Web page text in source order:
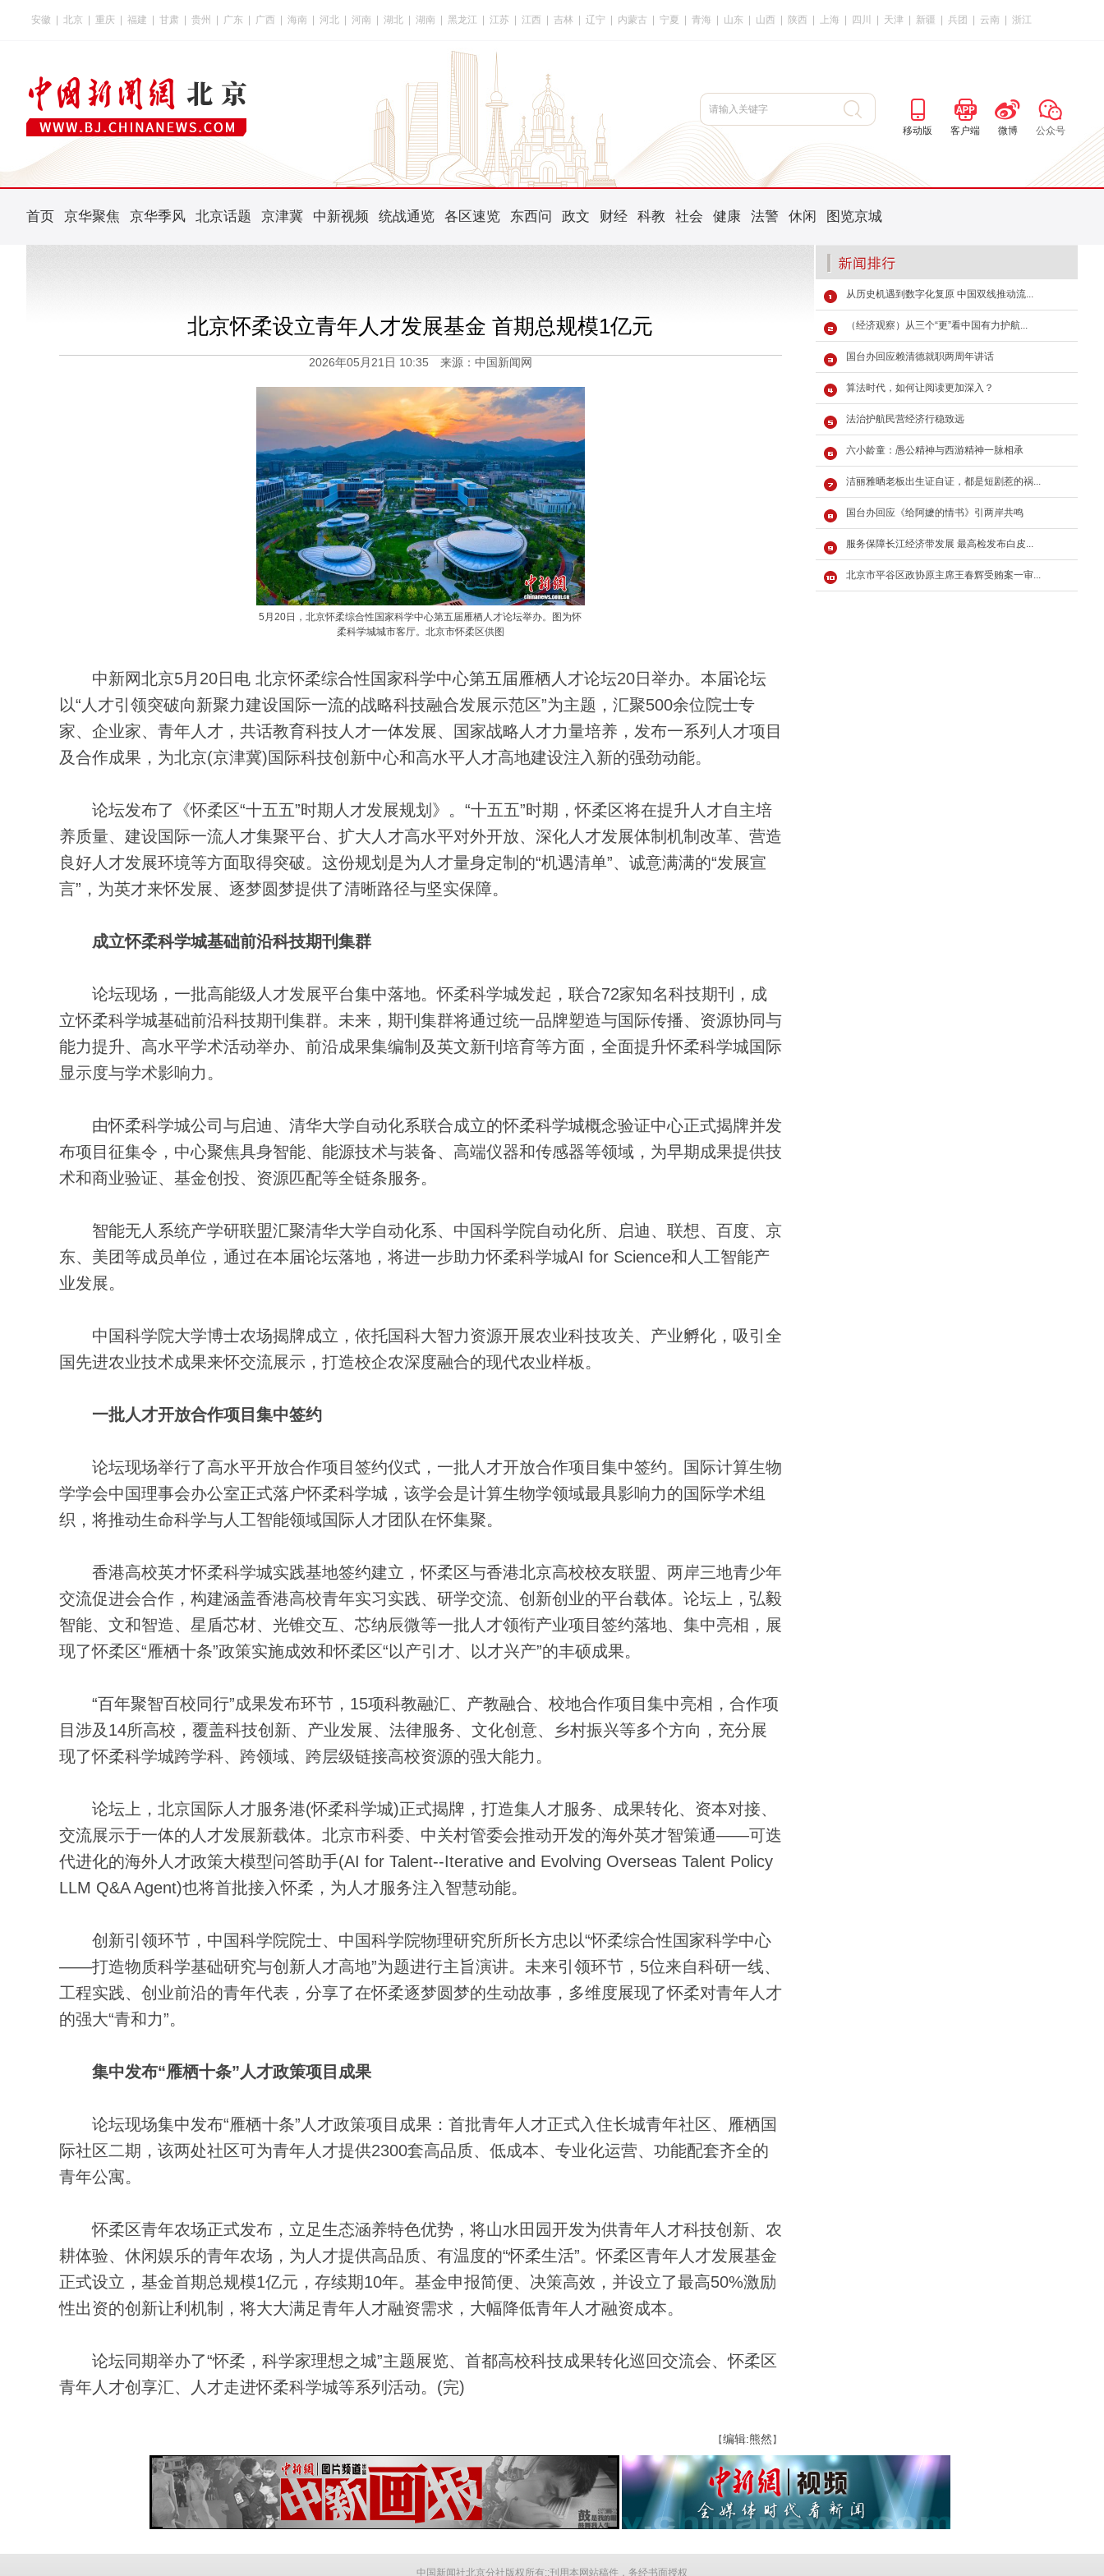
安徽 北京 重庆 福建 甘肃 贵州 广东 广西 海南 河北 河南 湖北 湖南 黑龙江 江苏 江西 吉林 辽宁 内蒙古 宁夏 青海 山东 山西 陕西 上海 四川 天津 新疆 兵团 云南 浙江
移动版 客户端 微博 公众号
首页 京华聚焦 京华季风 北京话题 京津冀 中新视频 统战通览 各区速览 东西问 政文 财经 科教 社会 健康 法警 休闲 图览京城
北京怀柔设立青年人才发展基金 首期总规模1亿元
2026年05月21日 10:35 来源：中国新闻网
5月20日，北京怀柔综合性国家科学中心第五届雁栖人才论坛举办。图为怀
柔科学城城市客厅。北京市怀柔区供图
中新网北京5月20日电 北京怀柔综合性国家科学中心第五届雁栖人才论坛20日举办。本届论坛
以“人才引领突破向新聚力建设国际一流的战略科技融合发展示范区”为主题，汇聚500余位院士专
家、企业家、青年人才，共话教育科技人才一体发展、国家战略人才力量培养，发布一系列人才项目
及合作成果，为北京(京津冀)国际科技创新中心和高水平人才高地建设注入新的强劲动能。
论坛发布了《怀柔区“十五五”时期人才发展规划》。“十五五”时期，怀柔区将在提升人才自主培
养质量、建设国际一流人才集聚平台、扩大人才高水平对外开放、深化人才发展体制机制改革、营造
良好人才发展环境等方面取得突破。这份规划是为人才量身定制的“机遇清单”、诚意满满的“发展宣
言”，为英才来怀发展、逐梦圆梦提供了清晰路径与坚实保障。
成立怀柔科学城基础前沿科技期刊集群
论坛现场，一批高能级人才发展平台集中落地。怀柔科学城发起，联合72家知名科技期刊，成
立怀柔科学城基础前沿科技期刊集群。未来，期刊集群将通过统一品牌塑造与国际传播、资源协同与
能力提升、高水平学术活动举办、前沿成果集编制及英文新刊培育等方面，全面提升怀柔科学城国际
显示度与学术影响力。
由怀柔科学城公司与启迪、清华大学自动化系联合成立的怀柔科学城概念验证中心正式揭牌并发
布项目征集令，中心聚焦具身智能、能源技术与装备、高端仪器和传感器等领域，为早期成果提供技
术和商业验证、基金创投、资源匹配等全链条服务。
智能无人系统产学研联盟汇聚清华大学自动化系、中国科学院自动化所、启迪、联想、百度、京
东、美团等成员单位，通过在本届论坛落地，将进一步助力怀柔科学城AI for Science和人工智能产
业发展。
中国科学院大学博士农场揭牌成立，依托国科大智力资源开展农业科技攻关、产业孵化，吸引全
国先进农业技术成果来怀交流展示，打造校企农深度融合的现代农业样板。
一批人才开放合作项目集中签约
论坛现场举行了高水平开放合作项目签约仪式，一批人才开放合作项目集中签约。国际计算生物
学学会中国理事会办公室正式落户怀柔科学城，该学会是计算生物学领域最具影响力的国际学术组
织，将推动生命科学与人工智能领域国际人才团队在怀集聚。
香港高校英才怀柔科学城实践基地签约建立，怀柔区与香港北京高校校友联盟、两岸三地青少年
交流促进会合作，构建涵盖香港高校青年实习实践、研学交流、创新创业的平台载体。论坛上，弘毅
智能、文和智造、星盾芯材、光锥交互、芯纳辰微等一批人才领衔产业项目签约落地、集中亮相，展
现了怀柔区“雁栖十条”政策实施成效和怀柔区“以产引才、以才兴产”的丰硕成果。
“百年聚智百校同行”成果发布环节，15项科教融汇、产教融合、校地合作项目集中亮相，合作项
目涉及14所高校，覆盖科技创新、产业发展、法律服务、文化创意、乡村振兴等多个方向，充分展
现了怀柔科学城跨学科、跨领域、跨层级链接高校资源的强大能力。
论坛上，北京国际人才服务港(怀柔科学城)正式揭牌，打造集人才服务、成果转化、资本对接、
交流展示于一体的人才发展新载体。北京市科委、中关村管委会推动开发的海外英才智策通——可迭
代进化的海外人才政策大模型问答助手(AI for Talent--Iterative and Evolving Overseas Talent Policy
LLM Q&A Agent)也将首批接入怀柔，为人才服务注入智慧动能。
创新引领环节，中国科学院院士、中国科学院物理研究所所长方忠以“怀柔综合性国家科学中心
——打造物质科学基础研究与创新人才高地”为题进行主旨演讲。未来引领环节，5位来自科研一线、
工程实践、创业前沿的青年代表，分享了在怀柔逐梦圆梦的生动故事，多维度展现了怀柔对青年人才
的强大“青和力”。
集中发布“雁栖十条”人才政策项目成果
论坛现场集中发布“雁栖十条”人才政策项目成果：首批青年人才正式入住长城青年社区、雁栖国
际社区二期，该两处社区可为青年人才提供2300套高品质、低成本、专业化运营、功能配套齐全的
青年公寓。
怀柔区青年农场正式发布，立足生态涵养特色优势，将山水田园开发为供青年人才科技创新、农
耕体验、休闲娱乐的青年农场，为人才提供高品质、有温度的“怀柔生活”。怀柔区青年人才发展基金
正式设立，基金首期总规模1亿元，存续期10年。基金申报简便、决策高效，并设立了最高50%激励
性出资的创新让利机制，将大大满足青年人才融资需求，大幅降低青年人才融资成本。
论坛同期举办了“怀柔，科学家理想之城”主题展览、首都高校科技成果转化巡回交流会、怀柔区
青年人才创享汇、人才走进怀柔科学城等系列活动。(完)
【编辑:熊然 】
从历史机遇到数字化复原 中国双线推动流...
（经济观察）从三个“更”看中国有力护航...
国台办回应赖清德就职两周年讲话
算法时代，如何让阅读更加深入？
法治护航民营经济行稳致远
六小龄童：愚公精神与西游精神一脉相承
洁丽雅晒老板出生证自证，都是短剧惹的祸...
国台办回应《给阿嬷的情书》引两岸共鸣
服务保障长江经济带发展 最高检发布白皮...
北京市平谷区政协原主席王春辉受贿案一审...
中国新闻社北京分社版权所有::刊用本网站稿件，务经书面授权